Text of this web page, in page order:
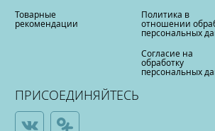
Товарные
рекомендации
Политика в
отношении
персональных
Согласие на
обработку
персональных
ПРИСОЕДИНЯЙТЕСЬ